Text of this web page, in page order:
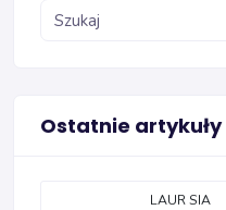
Ostatnie artykuły
LAUR SIA